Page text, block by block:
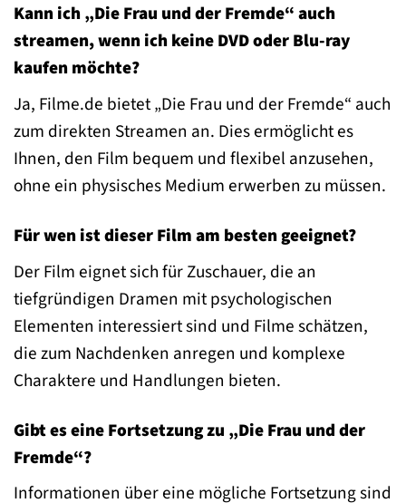
Kann ich „Die Frau und der Fremde“ auch
streamen, wenn ich keine DVD oder Blu-ray
kaufen möchte?
Ja, Filme.de bietet „Die Frau und der Fremde“ auch
zum direkten Streamen an. Dies ermöglicht es
Ihnen, den Film bequem und flexibel anzusehen,
ohne ein physisches Medium erwerben zu müssen.
Für wen ist dieser Film am besten geeignet?
Der Film eignet sich für Zuschauer, die an
tiefgründigen Dramen mit psychologischen
Elementen interessiert sind und Filme schätzen,
die zum Nachdenken anregen und komplexe
Charaktere und Handlungen bieten.
Gibt es eine Fortsetzung zu „Die Frau und der
Fremde“?
Informationen über eine mögliche Fortsetzung sind